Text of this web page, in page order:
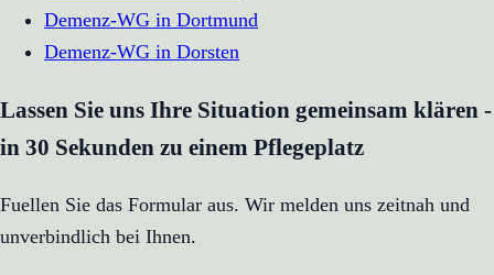
Demenz-WG in Dortmund
Demenz-WG in Dorsten
Lassen Sie uns Ihre Situation gemeinsam klären -
in 30 Sekunden zu einem Pflegeplatz
Fuellen Sie das Formular aus. Wir melden uns zeitnah und
unverbindlich bei Ihnen.